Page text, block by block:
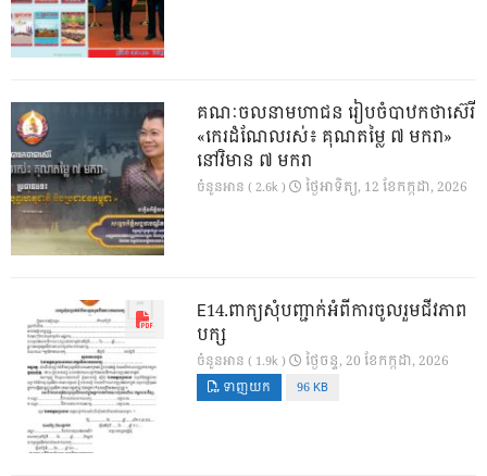
គណៈចលនាមហាជន រៀបចំបាឋកថាស៊េរី
«កេរដំណែលរស់៖ គុណតម្លៃ ៧ មករា»
នៅវិមាន ៧ មករា
ចំនួនអាន ( 2.6k ) ថ្ងៃ​អាទិត្យ, 12 ខែ​កក្កដា, 2026
E14.ពាក្យសុំបញ្ជាក់អំពីការចូលរួមជីវភាព
បក្ស
ចំនួនអាន ( 1.9k ) ថ្ងៃ​ចន្ទ, 20 ខែ​កក្កដា, 2026
ទាញយក 96 KB